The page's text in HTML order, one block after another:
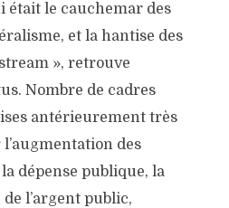
était le cauchemar des
et la hantise des
», retrouve
Nombre de cadres
antérieurement très
des
dépense publique, la
l’argent public,